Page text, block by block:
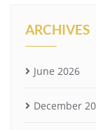
ARCHIVES
June 2026
December